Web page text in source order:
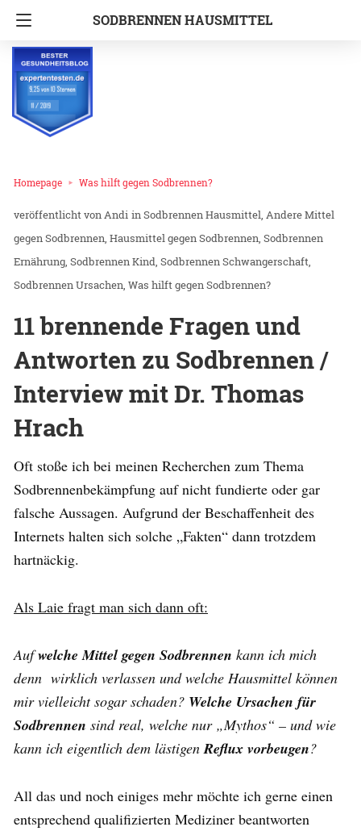
SODBRENNEN HAUSMITTEL
Homepage Was hilft gegen Sodbrennen?
Andi inSodbrennen Hausmittel Andere Mittel
gegen Sodbrennen Hausmittel gegen Sodbrennen Sodbrennen
Ernährung Sodbrennen Kind Sodbrennen Schwangerschaft
Sodbrennen Ursachen Was hilft gegen Sodbrennen?
11 brennende Fragen und
Antworten zu Sodbrennen /
Interview mit Dr. Thomas
Hrach
Oft stoße ich bei meinen Recherchen zum Thema
Sodbrennenbekämpfung auf nicht fundierte oder gar
falsche Aussagen. Aufgrund der Beschaffenheit des
Internets halten sich solche „Fakten“ dann trotzdem
hartnäckig.
Als Laie fragt man sich dann oft:
Aufwelche Mittel gegen Sodbrennen kann ich mich
denn wirklich verlassen und welche Hausmittel können
mir vielleicht sogar schaden? Welche Ursachen für
Sodbrennen sind real, welche nur „Mythos“ – und wie
kann ich eigentlich dem lästigenReflux vorbeugen?
All das und noch einiges mehr möchte ich gerne einen
entsprechend qualifizierten Mediziner beantworten